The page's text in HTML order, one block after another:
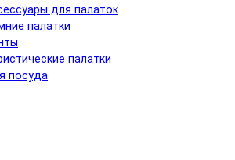
для палаток
палатки
палатки
посуда